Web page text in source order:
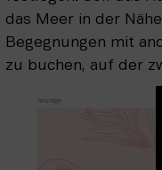
das Meer in der
Begegnungen mit
zu buchen, auf der